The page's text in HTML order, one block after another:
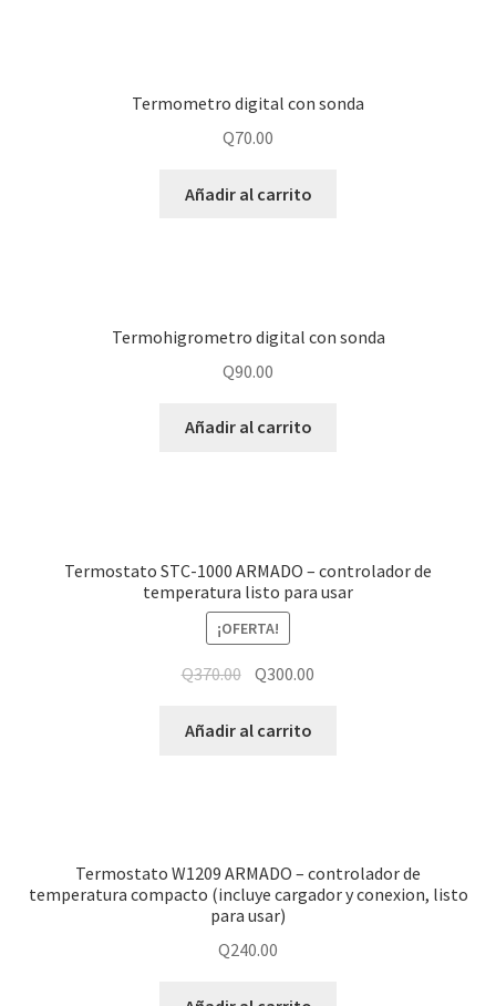
Termometro digital con sonda
Q70.00
Añadir al carrito
Termohigrometro digital con sonda
Q90.00
Añadir al carrito
Termostato STC-1000 ARMADO – controlador de
temperatura listo para usar
¡OFERTA!
Q370.00 Q300.00
Añadir al carrito
Termostato W1209 ARMADO – controlador de
temperatura compacto (incluye cargador y conexion, listo
para usar)
Q240.00